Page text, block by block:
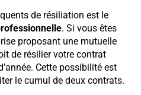
de résiliation est le
. Si vous êtes
proposant une mutuelle
de résilier votre contrat
Cette possibilité est
le cumul de deux contrats.